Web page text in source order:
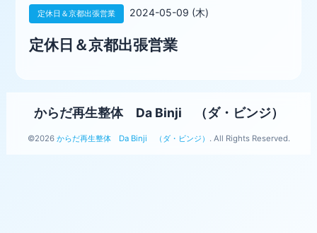
定休日＆京都出張営業 2024-05-09 (木)
定休日＆京都出張営業
からだ再生整体 Da Binji （ダ・ビンジ）
©2026 からだ再生整体 Da Binji （ダ・ビンジ） . All Rights Reserved.